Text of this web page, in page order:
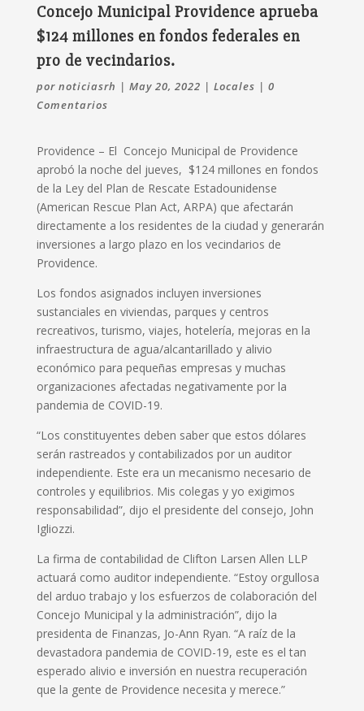
Concejo Municipal Providence aprueba
$124 millones en fondos federales en
pro de vecindarios.
por noticiasrh | May 20, 2022 | Locales | 0
Comentarios
Providence – El Concejo Municipal de Providence
aprobó la noche del jueves, $124 millones en fondos
de la Ley del Plan de Rescate Estadounidense
(American Rescue Plan Act, ARPA) que afectarán
directamente a los residentes de la ciudad y generarán
inversiones a largo plazo en los vecindarios de
Providence.
Los fondos asignados incluyen inversiones
sustanciales en viviendas, parques y centros
recreativos, turismo, viajes, hotelería, mejoras en la
infraestructura de agua/alcantarillado y alivio
económico para pequeñas empresas y muchas
organizaciones afectadas negativamente por la
pandemia de COVID-19.
“Los constituyentes deben saber que estos dólares
serán rastreados y contabilizados por un auditor
independiente. Este era un mecanismo necesario de
controles y equilibrios. Mis colegas y yo exigimos
responsabilidad”, dijo el presidente del consejo, John
Igliozzi.
La firma de contabilidad de Clifton Larsen Allen LLP
actuará como auditor independiente. “Estoy orgullosa
del arduo trabajo y los esfuerzos de colaboración del
Concejo Municipal y la administración”, dijo la
presidenta de Finanzas, Jo-Ann Ryan. “A raíz de la
devastadora pandemia de COVID-19, este es el tan
esperado alivio e inversión en nuestra recuperación
que la gente de Providence necesita y merece.”